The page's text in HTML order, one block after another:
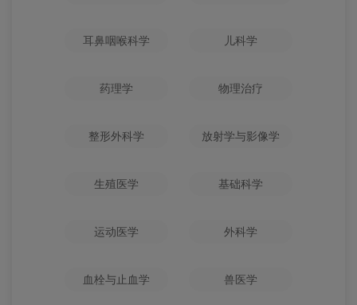
耳鼻咽喉科学 儿科学
药理学 物理治疗
整形外科学 放射学与影像学
生殖医学 基础科学
运动医学 外科学
血栓与止血学 兽医学